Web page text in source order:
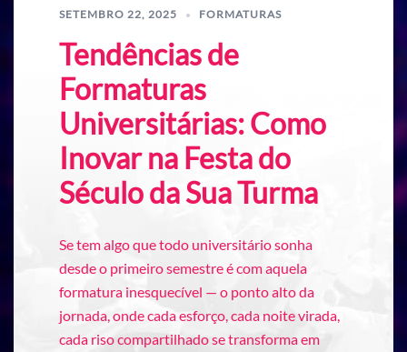
SETEMBRO 22, 2025 FORMATURAS
Tendências de
Formaturas
Universitárias: Como
Inovar na Festa do
Século da Sua Turma
Se tem algo que todo universitário sonha
desde o primeiro semestre é com aquela
formatura inesquecível — o ponto alto da
jornada, onde cada esforço, cada noite virada,
cada riso compartilhado se transforma em